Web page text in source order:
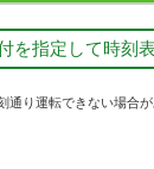
を指定して時刻
り運転できない場合